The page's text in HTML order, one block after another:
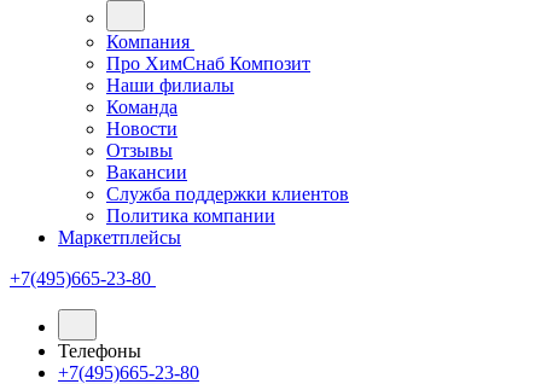
Компания
Про ХимСнаб Композит
Наши филиалы
Команда
Новости
Отзывы
Вакансии
Служба поддержки клиентов
Политика компании
Маркетплейсы
+7(495)665-23-80
Телефоны
+7(495)665-23-80